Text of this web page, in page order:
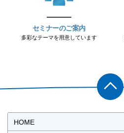
セミナーのご案内
多彩なテーマを用意しています
HOME